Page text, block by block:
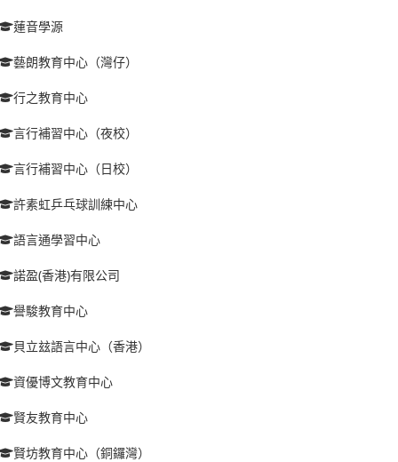
蓮音學源
藝朗教育中心（灣仔）
行之教育中心
言行補習中心（夜校）
言行補習中心（日校）
許素虹乒乓球訓練中心
語言通學習中心
諾盈(香港)有限公司
譽駿教育中心
貝立玆語言中心（香港）
資優博文教育中心
賢友教育中心
賢坊教育中心（銅鑼灣）